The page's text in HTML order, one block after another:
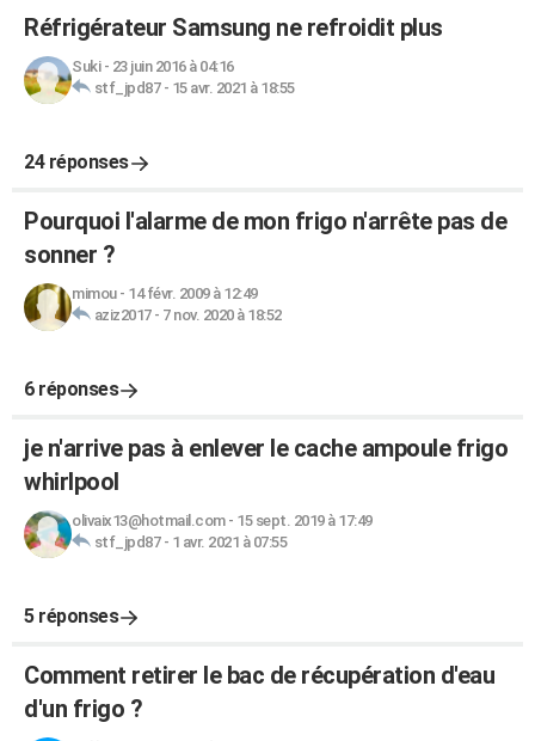
Réfrigérateur Samsung ne refroidit plus
Suki- 23 juin 2016 à 04:16
stf_jpd87- 15 avr. 2021 à 18:55
24 réponses
Pourquoi l'alarme de mon frigo n'arrête pas de
sonner ?
mimou- 14 févr. 2009 à 12:49
aziz2017- 7 nov. 2020 à 18:52
6 réponses
je n'arrive pas à enlever le cache ampoule frigo
whirlpool
olivaix13@hotmail.com- 15 sept. 2019 à 17:49
stf_jpd87- 1 avr. 2021 à 07:55
5 réponses
Comment retirer le bac de récupération d'eau
d'un frigo ?